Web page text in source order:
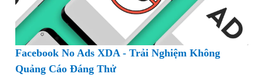
Facebook No Ads XDA - Trải Nghiệm Không
Quảng Cáo Đáng Thử